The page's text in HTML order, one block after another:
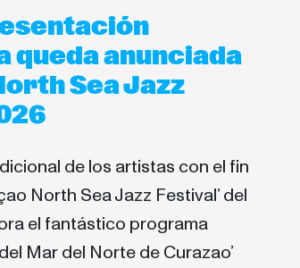
anunciada
Sea Jazz
de los artistas con el fin
North Sea Jazz Festival’ del
el fantástico programa
Mar del Norte de Curazao’